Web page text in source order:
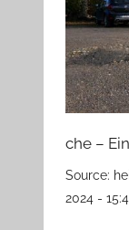
che –
Source:
2024 -